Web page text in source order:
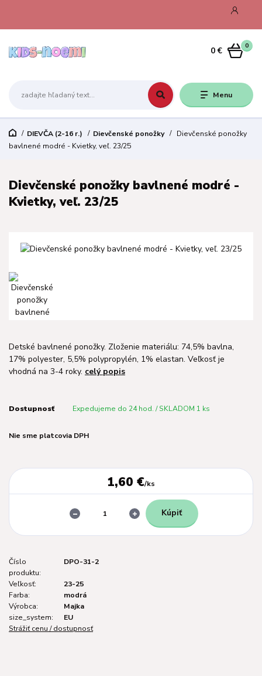
Menu
0
0 €
DIEVČA (2-16 r.) Dievčenské ponožky
Dievčenské ponožky
bavlnené modré - Kvietky, veľ. 23/25
Dievčenské ponožky bavlnené modré -
Kvietky, veľ. 23/25
Detské bavlnené ponožky. Zloženie materiálu: 74,5% bavlna,
17% polyester, 5,5% polypropylén, 1% elastan. Veľkosť je
vhodná na 3-4 roky. celý popis
Dostupnosť Expedujeme do 24 hod. / SKLADOM 1 ks
Nie sme platcovia DPH
1,60 €/ks
Kúpiť
Číslo
produktu:
DPO-31-2
Veľkosť:
23-25
Farba:
modrá
Výrobca:
Majka
size_system:
EU
Strážiť cenu / dostupnosť